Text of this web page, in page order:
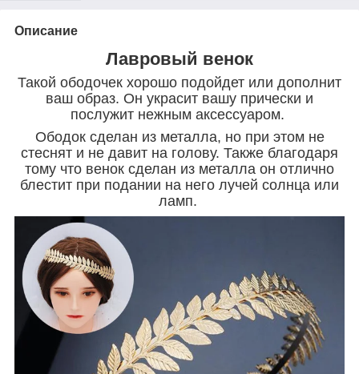
Описание
Лавровый венок
Такой ободочек хорошо подойдет или дополнит
ваш образ. Он украсит вашу прически и
послужит нежным аксессуаром.
Ободок сделан из металла, но при этом не
стеснят и не давит на голову. Также благодаря
тому что венок сделан из металла он отлично
блестит при подании на него лучей солнца или
ламп.